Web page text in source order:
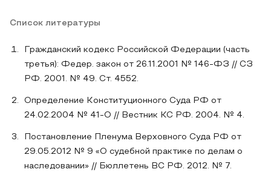
Список литературы
Гражданский кодекс Российской Федерации (часть
третья): Федер. закон от 26.11.2001 № 146-ФЗ // СЗ
РФ. 2001. № 49. Ст. 4552.
Определение Конституционного Суда РФ от
24.02.2004 № 41-О // Вестник КС РФ. 2004. № 4.
Постановление Пленума Верховного Суда РФ от
29.05.2012 № 9 «О судебной практике по делам о
наследовании» // Бюллетень ВС РФ. 2012. № 7.